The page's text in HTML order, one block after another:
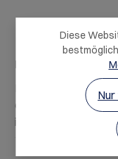
Beschreibung
Ein leuchtendes
euphorischer
inspirierend
Diese